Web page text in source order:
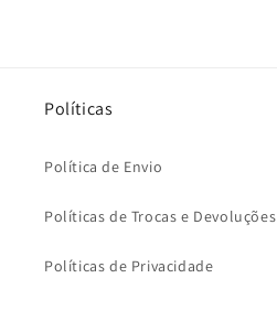
Políticas
Política de Envio
Políticas de Trocas e Devoluções
Políticas de Privacidade